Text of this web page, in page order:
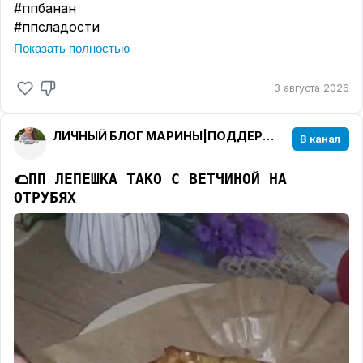
📊
Ингредиенты:
🟢Куриное филе 70 гр;
🟢Сыр Сулугуни 20 гр;
🟢Лаваш армянский 30 гр;
Для заливки:
🟢Яйцо 1 шт;
🟢Сушёный чеснок по вкусу;
🟢Перец чёрный молотый по вкусу;🟢Соль по
вкусу;
4️⃣ПЕРЕКУС:
ТВОРОЖНЫЙ МУСС
КБЖУ перекуса:
116 Ккал 9/5.2/7.75
Ингредиенты:
🟢Творог мягкий 5% 100 гр;
#ппбанан
#ппсладости
Показать полностью
3 августа 2026
ЛИЧНЫЙ БЛОГ МАРИНЫ|ПОДДЕРЖКА В ПОХУДЕНИИ В канал
🌮ПП ЛЕПЕШКА ТАКО С ВЕТЧИНОЙ НА
ОТРУБЯХ